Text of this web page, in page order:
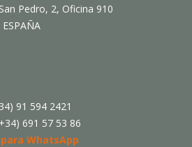
Pedro, 2, Oficina 910
91 594 2421
691 57 53 86
WhatsApp